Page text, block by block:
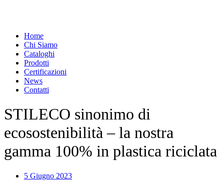
Home
Chi Siamo
Cataloghi
Prodotti
Certificazioni
News
Contatti
STILECO sinonimo di
ecosostenibilità – la nostra
gamma 100% in plastica riciclata
5 Giugno 2023